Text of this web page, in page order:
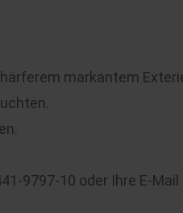
markantem
9797-10 oder Ihre E-